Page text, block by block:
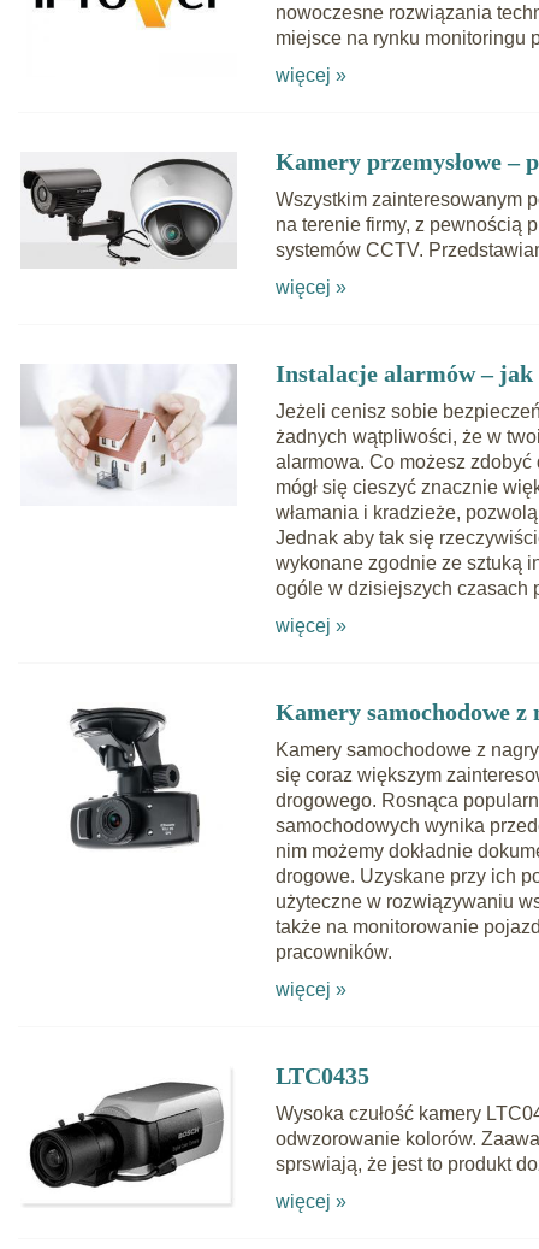
nowoczesne rozwiązania
miejsce na rynku monitoringu
więcej »
Kamery przemysłowe –
Wszystkim zainteresowanym
na terenie firmy, z pewnością
systemów CCTV.
więcej »
Instalacje alarmów – jak
Jeżeli cenisz sobie
żadnych wątpliwości, że w
alarmowa. Co możesz
mógł się cieszyć znacznie
włamania i kradzieże,
Jednak aby tak się
wykonane zgodnie ze sztuką
ogóle w dzisiejszych czasach
więcej »
Kamery samochodowe z
Kamery samochodowe z
się coraz większym
drogowego. Rosnąca
samochodowych wynika
nim możemy dokładnie
drogowe. Uzyskane przy ich
użyteczne w rozwiązywaniu
także na monitorowanie
pracowników.
więcej »
LTC0435
Wysoka czułość kamery
odwzorowanie kolorów.
sprswiają, że jest to produkt
więcej »